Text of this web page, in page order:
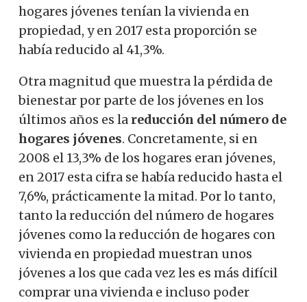
hogares jóvenes tenían la vivienda en
propiedad, y en 2017 esta proporción se
había reducido al 41,3%.
Otra magnitud que muestra la pérdida de
bienestar por parte de los jóvenes en los
últimos años es la reducción del número de
hogares jóvenes. Concretamente, si en
2008 el 13,3% de los hogares eran jóvenes,
en 2017 esta cifra se había reducido hasta el
7,6%, prácticamente la mitad. Por lo tanto,
tanto la reducción del número de hogares
jóvenes como la reducción de hogares con
vivienda en propiedad muestran unos
jóvenes a los que cada vez les es más difícil
comprar una vivienda e incluso poder